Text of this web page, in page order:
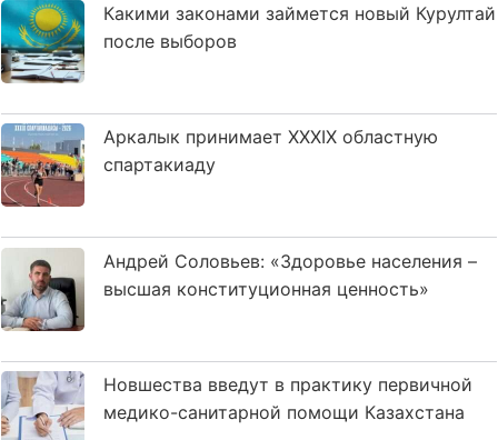
Какими законами займется новый Курултай
после выборов
Аркалык принимает XXXIX областную
спартакиаду
Андрей Соловьев: «Здоровье населения –
высшая конституционная ценность»
Новшества введут в практику первичной
медико-санитарной помощи Казахстана